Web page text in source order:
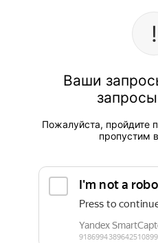
Ваши
Пожалуйста, пройдите
пропустим